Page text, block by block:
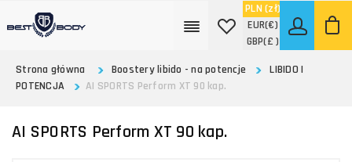
PLN (zł)
EUR(€)
GBP(£ )
Strona główna
Boostery libido - na potencje
LIBIDO I
POTENCJA
AI SPORTS Perform XT 90 kap.
AI SPORTS Perform XT 90 kap.